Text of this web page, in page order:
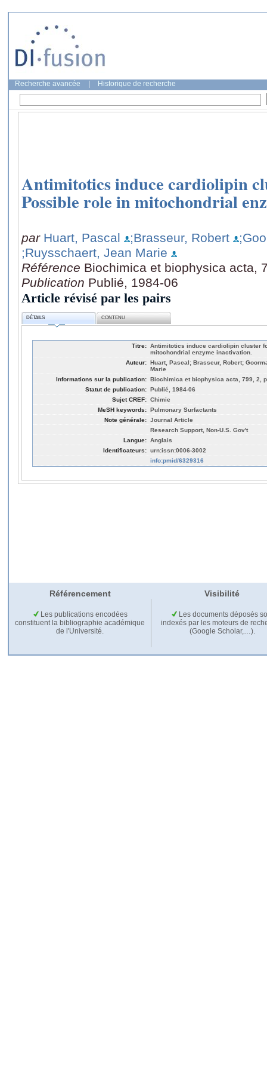
Recherche avancée Historique de recherche
Antimitotics induce cardiolipin
Possible role in mitochondrial
par Huart, Pascal ;Brasseur, Robert
;Ruysschaert, Jean Marie
Référence Biochimica et biophysica acta,
Publication Publié, 1984-06
Article révisé par les pairs
DÉTAILS CONTENU
Titre: Antimitotics induce cardiolipin cluster
mitochondrial enzyme inactivation.
Auteur: Huart, Pascal; Brasseur, Robert;
Marie
Informations sur la publication: Biochimica et biophysica acta, 799, 2,
Statut de publication: Publié, 1984-06
Sujet CREF: Chimie
MeSH keywords: Pulmonary Surfactants
Note générale: Journal Article
Research Support, Non-U.S. Gov't
Langue: Anglais
Identificateurs: urn:issn:0006-3002
info:pmid/6329316
Référencement Visibilité
Les publications encodées
constituent la bibliographie académique
de l'Université.
Les documents déposés
indexés par les moteurs de
(Google Scholar,…).